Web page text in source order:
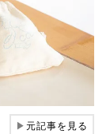
▶元記事を見る